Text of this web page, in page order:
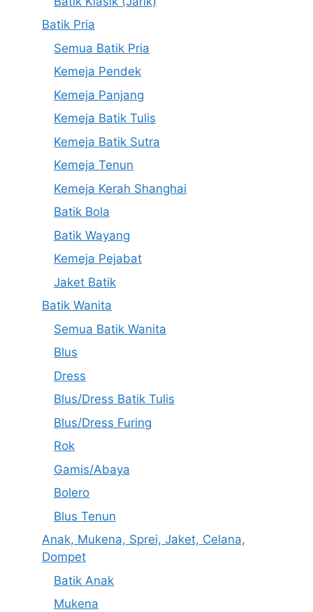
Batik Pria
Semua Batik Pria
Kemeja Pendek
Kemeja Panjang
Kemeja Batik Tulis
Kemeja Batik Sutra
Kemeja Tenun
Kemeja Kerah Shanghai
Batik Bola
Batik Wayang
Kemeja Pejabat
Jaket Batik
Batik Wanita
Semua Batik Wanita
Blus
Dress
Blus/Dress Batik Tulis
Blus/Dress Furing
Rok
Gamis/Abaya
Bolero
Blus Tenun
Anak, Mukena, Sprei, Jaket, Celana,
Dompet
Batik Anak
Mukena